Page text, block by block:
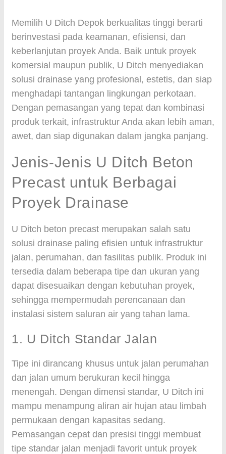
Memilih U Ditch Depok berkualitas tinggi berarti
berinvestasi pada keamanan, efisiensi, dan
keberlanjutan proyek Anda. Baik untuk proyek
komersial maupun publik, U Ditch menyediakan
solusi drainase yang profesional, estetis, dan siap
menghadapi tantangan lingkungan perkotaan.
Dengan pemasangan yang tepat dan kombinasi
produk terkait, infrastruktur Anda akan lebih aman,
awet, dan siap digunakan dalam jangka panjang.
Jenis-Jenis U Ditch Beton
Precast untuk Berbagai
Proyek Drainase
U Ditch beton precast merupakan salah satu
solusi drainase paling efisien untuk infrastruktur
jalan, perumahan, dan fasilitas publik. Produk ini
tersedia dalam beberapa tipe dan ukuran yang
dapat disesuaikan dengan kebutuhan proyek,
sehingga mempermudah perencanaan dan
instalasi sistem saluran air yang tahan lama.
1. U Ditch Standar Jalan
Tipe ini dirancang khusus untuk jalan perumahan
dan jalan umum berukuran kecil hingga
menengah. Dengan dimensi standar, U Ditch ini
mampu menampung aliran air hujan atau limbah
permukaan dengan kapasitas sedang.
Pemasangan cepat dan presisi tinggi membuat
tipe standar jalan menjadi favorit untuk proyek